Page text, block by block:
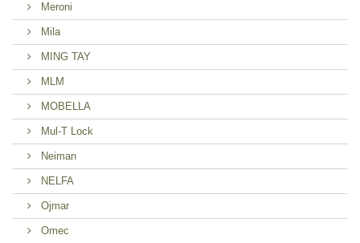
Meroni
Mila
MING TAY
MLM
MOBELLA
Mul-T Lock
Neiman
NELFA
Ojmar
Omec